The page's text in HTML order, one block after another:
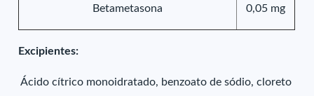
Betametasona 0,05 mg
Excipientes:
Ácido cítrico monoidratado, benzoato de sódio, cloreto